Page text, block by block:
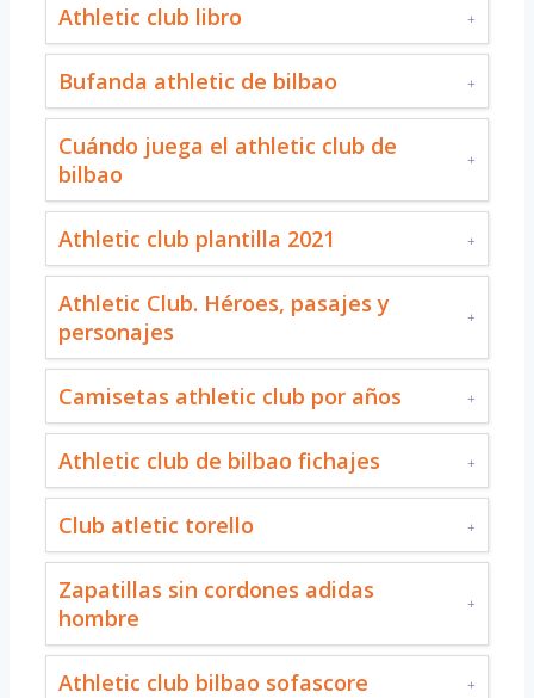
Athletic club libro
Bufanda athletic de bilbao
Cuándo juega el athletic club de
bilbao
Athletic club plantilla 2021
Athletic Club. Héroes, pasajes y
personajes
Camisetas athletic club por años
Athletic club de bilbao fichajes
Club atletic torello
Zapatillas sin cordones adidas
hombre
Athletic club bilbao sofascore